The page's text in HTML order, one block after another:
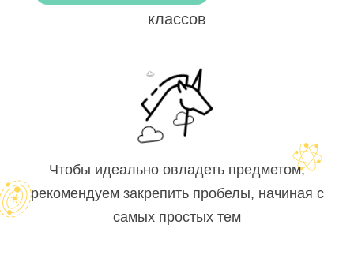
классов
Чтобы идеально овладеть предметом,
рекомендуем закрепить пробелы, начиная с
самых простых тем